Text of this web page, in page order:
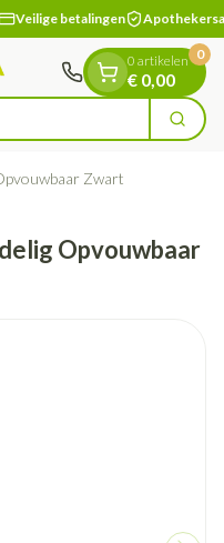
Veilige betalingen
Zoek
0 artikelen
€ 0,00
0
Zwart
Opvouwbaar